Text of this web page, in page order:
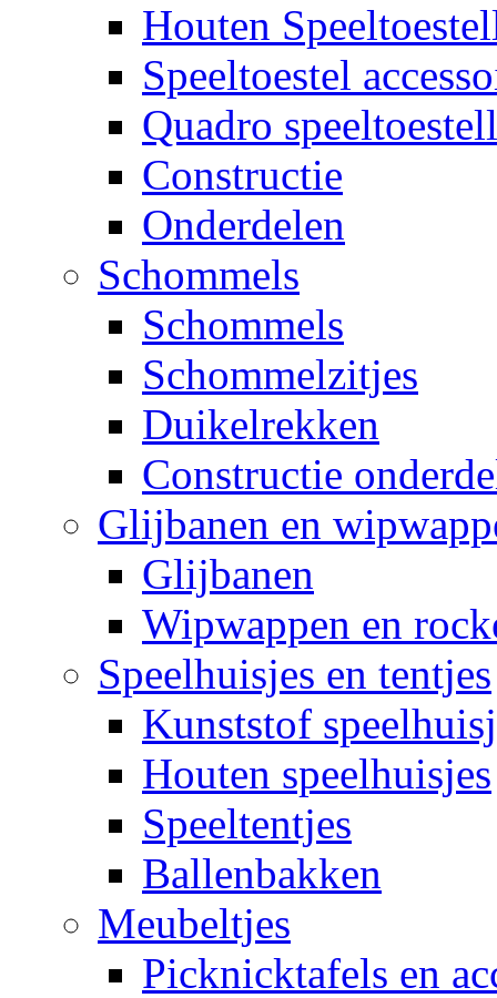
Houten
Speeltoestel
Quadro
Constructie
Onderdelen
Schommels
Schommels
Schommelzitjes
Duikelrekken
Constructie
Glijbanen en
Glijbanen
Wipwappen en
Speelhuisjes en tentjes
Kunststof
Houten speelhuisjes
Speeltentjes
Ballenbakken
Meubeltjes
Picknicktafels en